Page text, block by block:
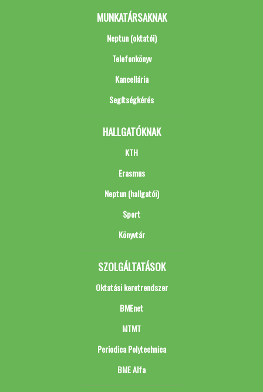
MUNKATÁRSAKNAK
Neptun (oktatói)
Telefonkönyv
Kancellária
Segítségkérés
HALLGATÓKNAK
KTH
Erasmus
Neptun (hallgatói)
Sport
Könyvtár
SZOLGÁLTATÁSOK
Oktatási keretrendszer
BMEnet
MTMT
Periodica Polytechnica
BME Alfa